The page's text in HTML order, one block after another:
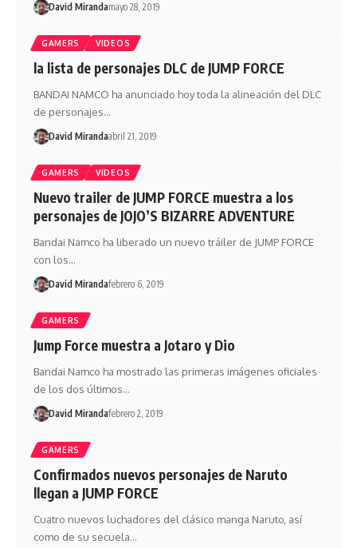
David Mirandamayo 28, 2019
GAMERS VIDEOS
la lista de personajes DLC de JUMP FORCE
BANDAI NAMCO ha anunciado hoy toda la alineación del DLC
de personajes…
David Mirandaabril 21, 2019
GAMERS VIDEOS
Nuevo trailer de JUMP FORCE muestra a los
personajes de JOJO’S BIZARRE ADVENTURE
Bandai Namco ha liberado un nuevo tráiler de JUMP FORCE
con los…
David Mirandafebrero 6, 2019
GAMERS
Jump Force muestra a Jotaro y Dio
Bandai Namco ha mostrado las primeras imágenes oficiales
de los dos últimos…
David Mirandafebrero 2, 2019
GAMERS
Confirmados nuevos personajes de Naruto
llegan a JUMP FORCE
Cuatro nuevos luchadores del clásico manga Naruto, así
como de su secuela…